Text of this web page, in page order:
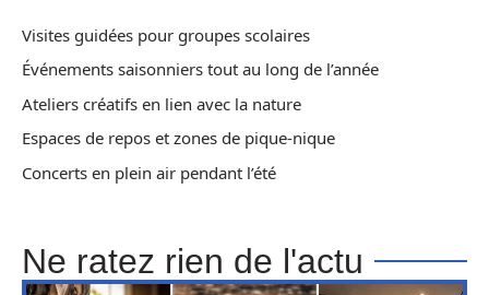
Visites guidées pour groupes scolaires
Événements saisonniers tout au long de l’année
Ateliers créatifs en lien avec la nature
Espaces de repos et zones de pique-nique
Concerts en plein air pendant l’été
Ne ratez rien de l'actu